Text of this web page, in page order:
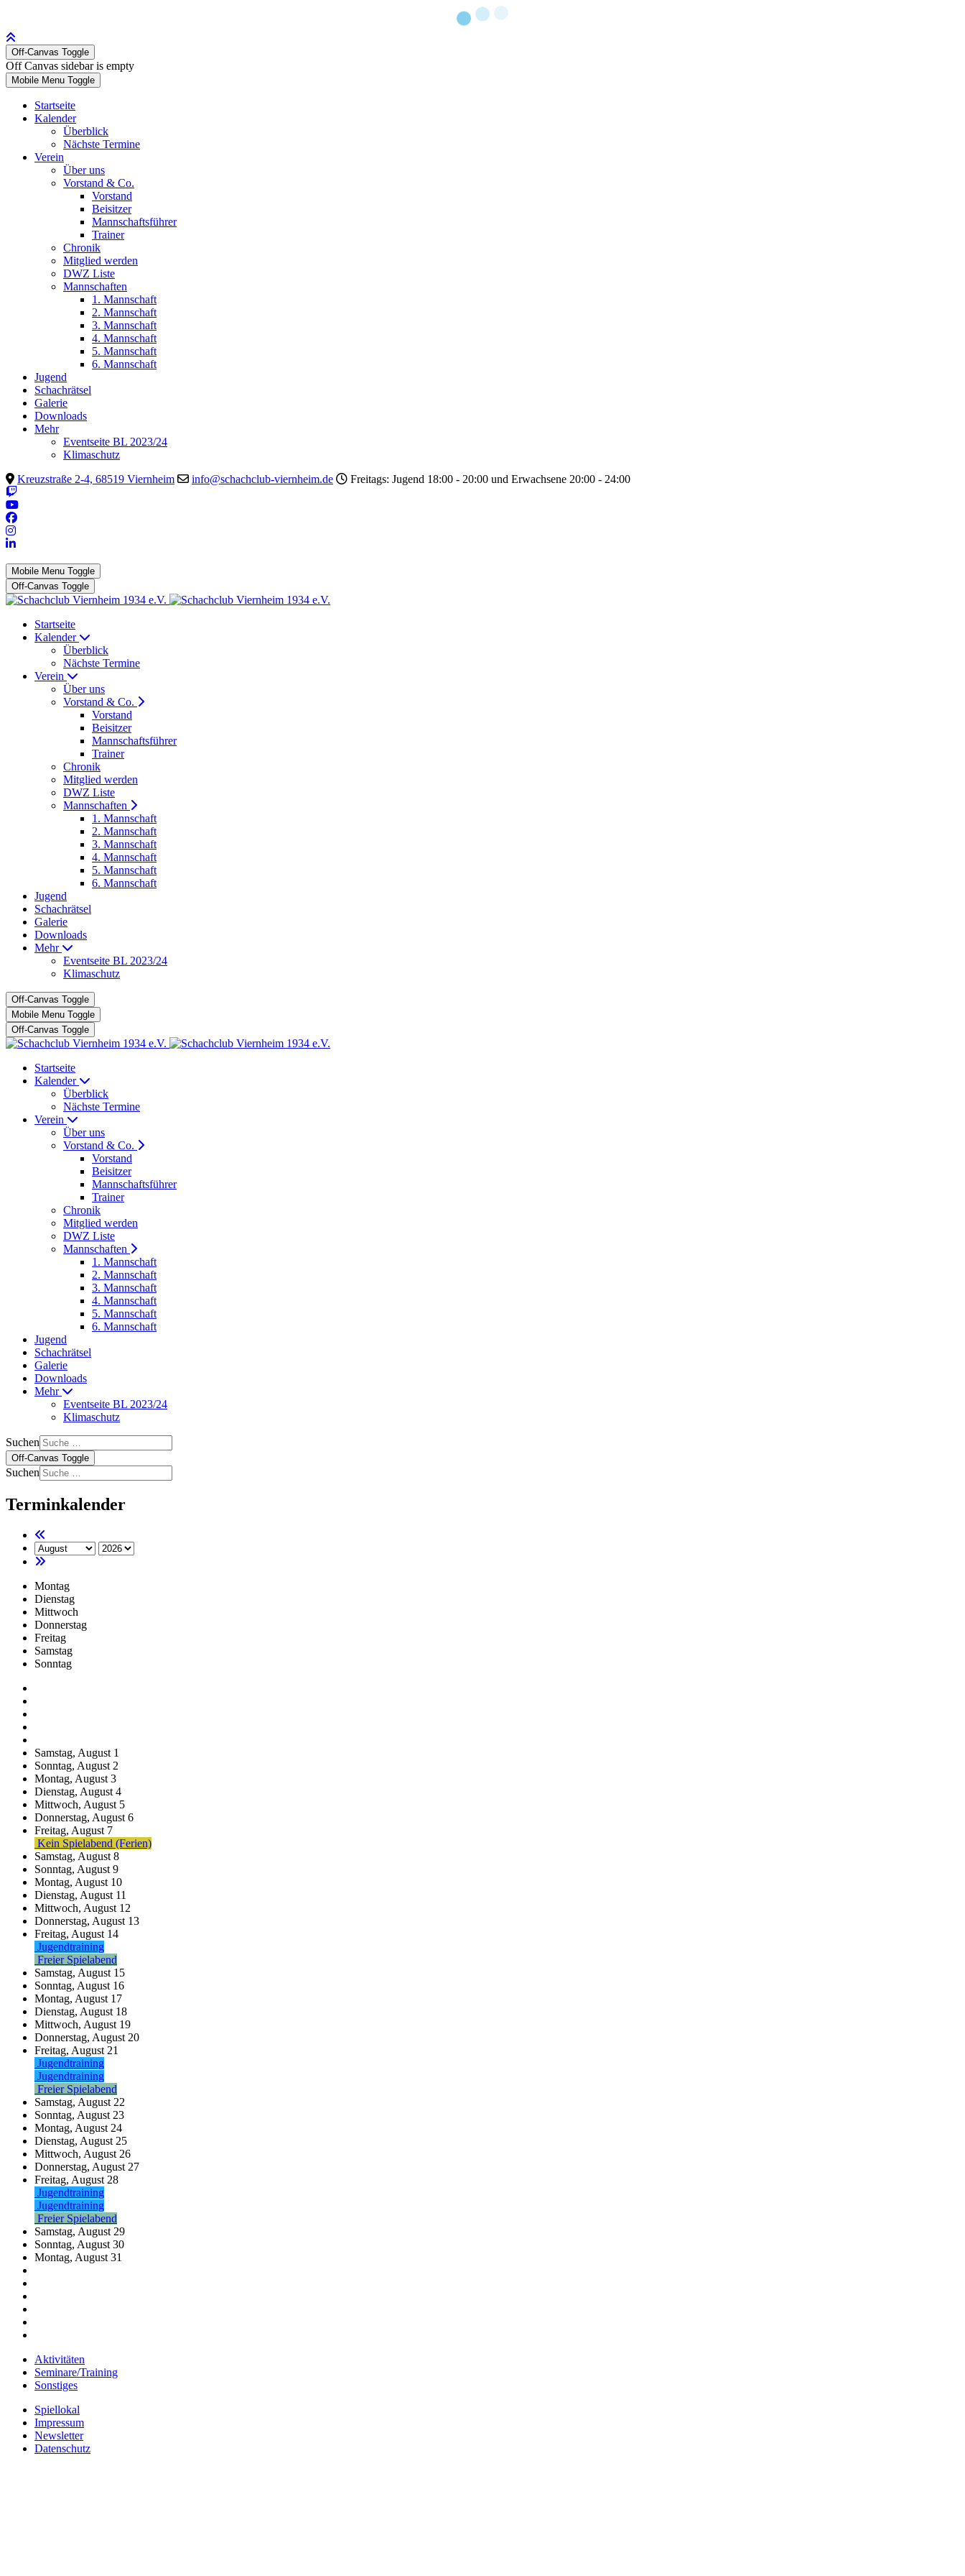
Off-Canvas Toggle
Off Canvas sidebar is empty
Mobile Menu Toggle
Startseite
Kalender
Überblick
Nächste Termine
Verein
Über uns
Vorstand & Co.
Vorstand
Beisitzer
Mannschaftsführer
Trainer
Chronik
Mitglied werden
DWZ Liste
Mannschaften
1. Mannschaft
2. Mannschaft
3. Mannschaft
4. Mannschaft
5. Mannschaft
6. Mannschaft
Jugend
Schachrätsel
Galerie
Downloads
Mehr
Eventseite BL 2023/24
Klimaschutz
Kreuzstraße 2-4, 68519 Viernheim
info@schachclub-viernheim.de Freitags: Jugend 18:00 - 20:00 und Erwachsene 20:00 - 24:00
Mobile Menu Toggle
Off-Canvas Toggle
Startseite
Kalender
Überblick
Nächste Termine
Verein
Über uns
Vorstand & Co.
Vorstand
Beisitzer
Mannschaftsführer
Trainer
Chronik
Mitglied werden
DWZ Liste
Mannschaften
1. Mannschaft
2. Mannschaft
3. Mannschaft
4. Mannschaft
5. Mannschaft
6. Mannschaft
Jugend
Schachrätsel
Galerie
Downloads
Mehr
Eventseite BL 2023/24
Klimaschutz
Off-Canvas Toggle
Mobile Menu Toggle
Off-Canvas Toggle
Startseite
Kalender
Überblick
Nächste Termine
Verein
Über uns
Vorstand & Co.
Vorstand
Beisitzer
Mannschaftsführer
Trainer
Chronik
Mitglied werden
DWZ Liste
Mannschaften
1. Mannschaft
2. Mannschaft
3. Mannschaft
4. Mannschaft
5. Mannschaft
6. Mannschaft
Jugend
Schachrätsel
Galerie
Downloads
Mehr
Eventseite BL 2023/24
Klimaschutz
Suchen
Off-Canvas Toggle
Suchen
Terminkalender
Montag
Dienstag
Mittwoch
Donnerstag
Freitag
Samstag
Sonntag
Samstag, August 1
Sonntag, August 2
Montag, August 3
Dienstag, August 4
Mittwoch, August 5
Donnerstag, August 6
Freitag, August 7
Kein Spielabend (Ferien)
Samstag, August 8
Sonntag, August 9
Montag, August 10
Dienstag, August 11
Mittwoch, August 12
Donnerstag, August 13
Freitag, August 14
Jugendtraining
Freier Spielabend
Samstag, August 15
Sonntag, August 16
Montag, August 17
Dienstag, August 18
Mittwoch, August 19
Donnerstag, August 20
Freitag, August 21
Jugendtraining
Jugendtraining
Freier Spielabend
Samstag, August 22
Sonntag, August 23
Montag, August 24
Dienstag, August 25
Mittwoch, August 26
Donnerstag, August 27
Freitag, August 28
Jugendtraining
Jugendtraining
Freier Spielabend
Samstag, August 29
Sonntag, August 30
Montag, August 31
Aktivitäten
Seminare/Training
Sonstiges
Spiellokal
Impressum
Newsletter
Datenschutz